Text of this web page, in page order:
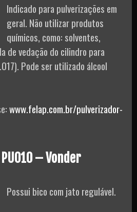
Indicado para pulverizações em
geral. Não utilizar produtos
químicos, como: solventes,
de vedação do cilindro para
Pode ser utilizado álcool
www.felap.com.br/pulverizador-
– Vonder
Possui bico com jato regulável.